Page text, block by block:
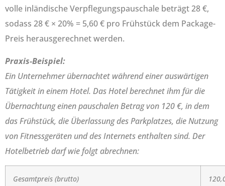
volle inländische Verpflegungspauschale beträgt 28 €,
sodass 28 € × 20% = 5,60 € pro Frühstück dem Package-
Preis herausgerechnet werden.
Praxis-Beispiel:
Ein Unternehmer übernachtet während einer auswärtigen
Tätigkeit in einem Hotel. Das Hotel berechnet ihm für die
Übernachtung einen pauschalen Betrag von 120 €, in dem
das Frühstück, die Überlassung des Parkplatzes, die Nutzung
von Fitnessgeräten und des Internets enthalten sind. Der
Hotelbetrieb darf wie folgt abrechnen:
Gesamtpreis (brutto)